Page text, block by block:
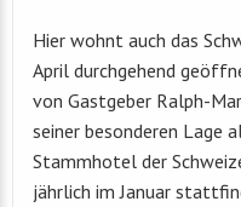
Hier wohnt auch das
April durchgehend
von Gastgeber Ralph-
seiner besonderen Lage
Stammhotel der
jährlich im Januar